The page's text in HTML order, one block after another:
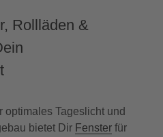
Rollläden &
optimales Tageslicht und
bietet Dir Fenster für